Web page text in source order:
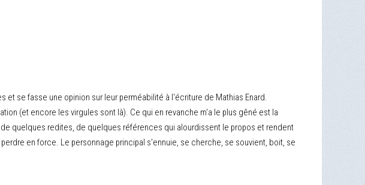
se fasse une opinion sur leur perméabilité à l'écriture de Mathias Enard.
(et encore les virgules sont là). Ce qui en revanche m'a le plus gêné est la
quelques redites, de quelques références qui alourdissent le propos et rendent
en force. Le personnage principal s'ennuie, se cherche, se souvient, boit, se